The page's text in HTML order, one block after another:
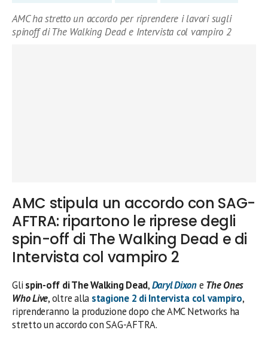
AMC ha stretto un accordo per riprendere i lavori sugli
spinoff di The Walking Dead e Intervista col vampiro 2
AMC stipula un accordo con SAG-
AFTRA: ripartono le riprese degli
spin-off di The Walking Dead e di
Intervista col vampiro 2
Gli spin-off di The Walking Dead,Daryl Dixone The Ones
Who Live, oltre alla stagione 2 di Intervista col vampiro,
riprenderanno la produzione dopo che AMC Networks ha
stretto un accordo con SAG-AFTRA.